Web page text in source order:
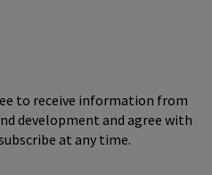
to receive information from
development and agree with
at any time.